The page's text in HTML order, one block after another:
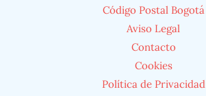
Código Postal Bogotá
Aviso Legal
Contacto
Cookies
Política de Privacidad